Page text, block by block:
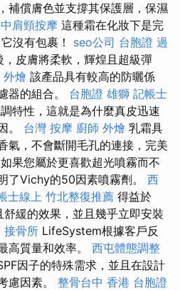
補償膚色並支撐其保護層，保濕
肩頸按摩 這種霜在化妝下是完
它沒有包裹！ seo公司 台胞證 過
，皮膚將柔軟，輝煌且超級彈
外燴 該產品具有較高的防曬係
器的組合。 台胞證 雄獅 記帳士
特性，這就是為什麼真皮迅速
。 台灣 按摩 廚師 外燴 乳霜具
氣，不會斷開毛孔的連接，完美
果您屬於更喜歡超光噴霧而不
了Vichy的50因素噴霧劑。 西
士線上 竹北整復推薦 得益於
緩的效果，並且幾乎立即安裝
接骨所 LifeSystem根據客戶反
高質量和效率。 西屯體態調整
因子的特殊需求，並且在設計
慮因素。 整骨台中 香港 台胞證